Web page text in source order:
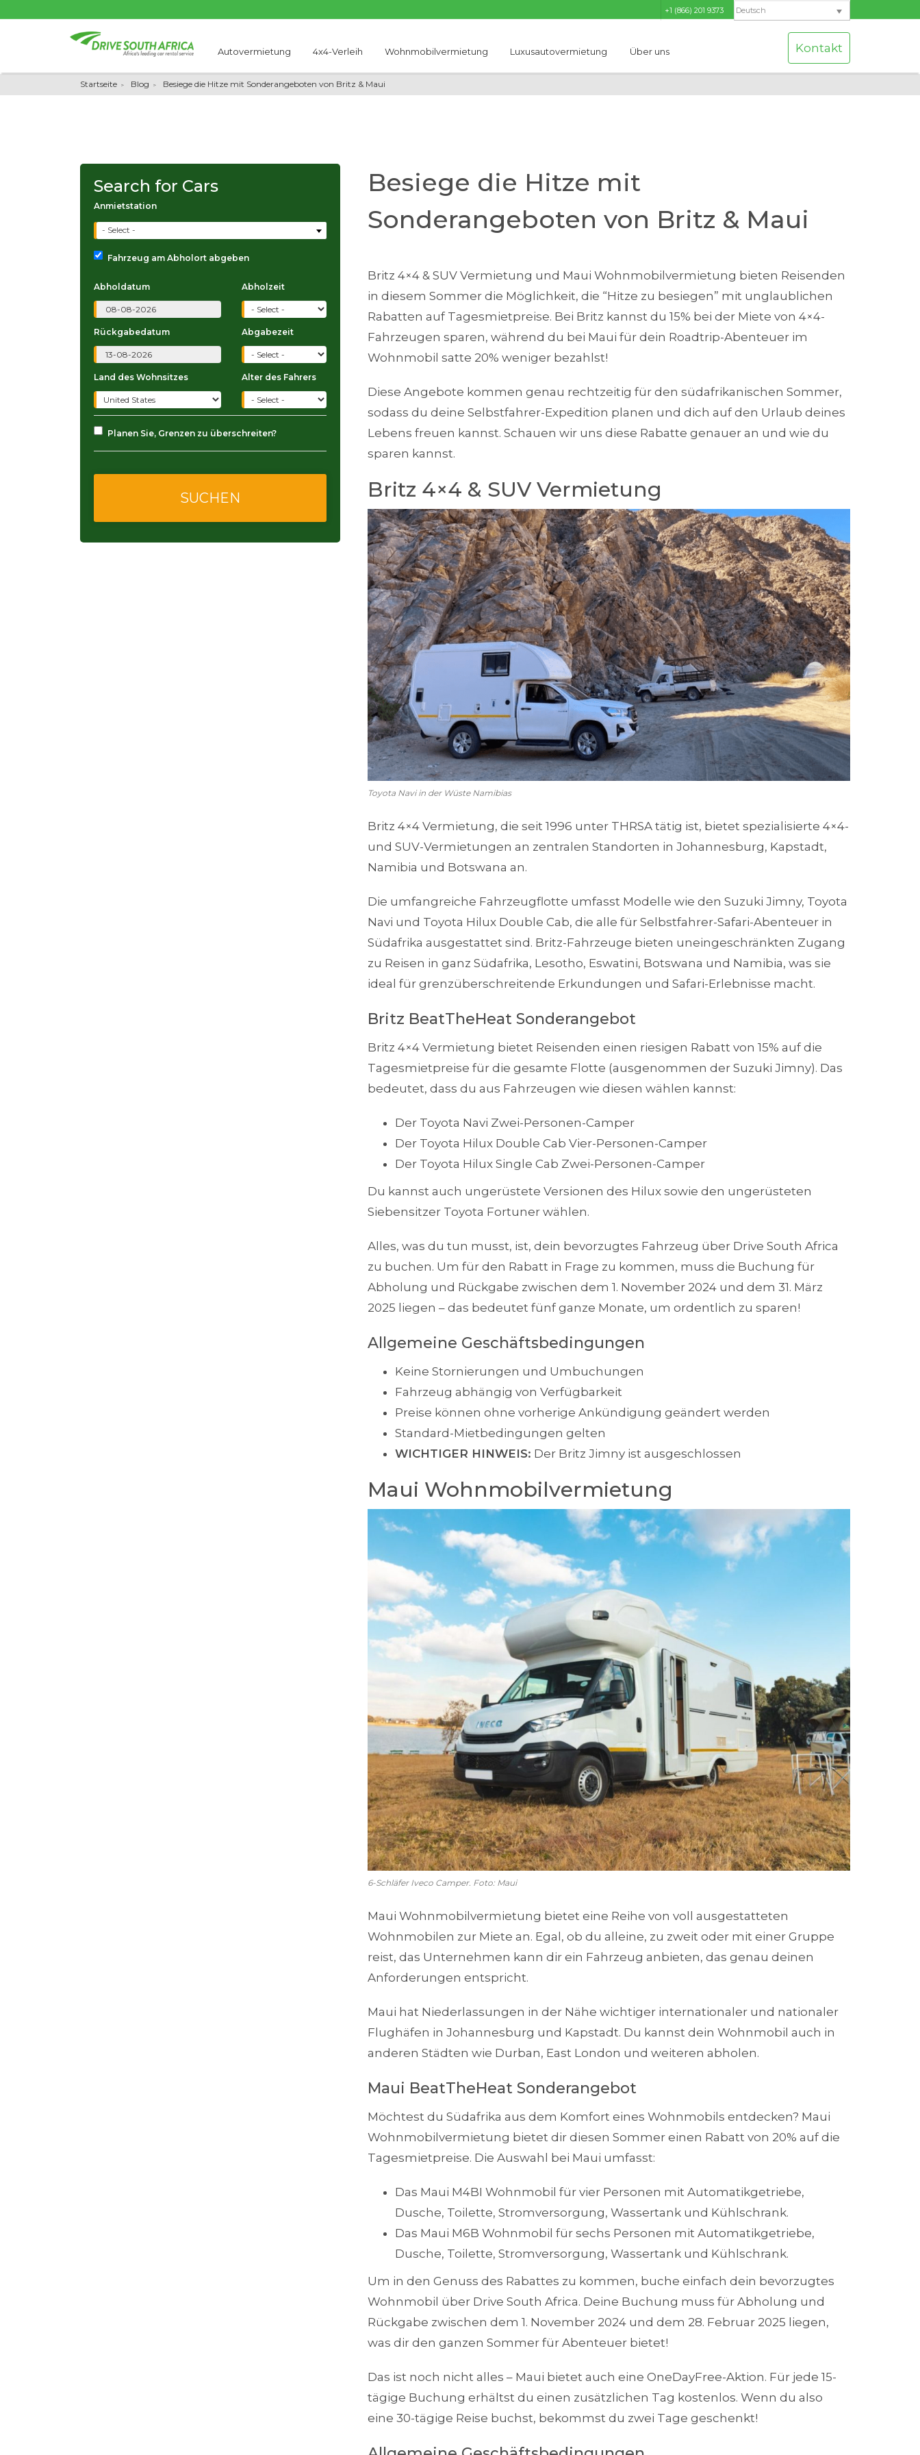
+1 (866) 201 9373 Deutsch
Autovermietung 4x4-Verleih Wohnmobilvermietung Luxusautovermietung Über uns Kontakt
Startseite Blog Besiege die Hitze mit Sonderangeboten von Britz & Maui
Search for Cars
Anmietstation
- Select -
Fahrzeug am Abholort abgeben
Abholdatum Abholzeit
Rückgabedatum Abgabezeit
Land des Wohnsitzes Alter des Fahrers
Planen Sie, Grenzen zu überschreiten?
Besiege die Hitze mit
Sonderangeboten von Britz & Maui
Britz 4×4 & SUV Vermietung und Maui Wohnmobilvermietung bieten Reisenden
in diesem Sommer die Möglichkeit, die “Hitze zu besiegen” mit unglaublichen
Rabatten auf Tagesmietpreise. Bei Britz kannst du 15% bei der Miete von 4×4-
Fahrzeugen sparen, während du bei Maui für dein Roadtrip-Abenteuer im
Wohnmobil satte 20% weniger bezahlst!
Diese Angebote kommen genau rechtzeitig für den südafrikanischen Sommer,
sodass du deine Selbstfahrer-Expedition planen und dich auf den Urlaub deines
Lebens freuen kannst. Schauen wir uns diese Rabatte genauer an und wie du
sparen kannst.
Britz 4×4 & SUV Vermietung
Toyota Navi in der Wüste Namibias
Britz 4×4 Vermietung, die seit 1996 unter THRSA tätig ist, bietet spezialisierte 4×4-
und SUV-Vermietungen an zentralen Standorten in Johannesburg, Kapstadt,
Namibia und Botswana an.
Die umfangreiche Fahrzeugflotte umfasst Modelle wie den Suzuki Jimny, Toyota
Navi und Toyota Hilux Double Cab, die alle für Selbstfahrer-Safari-Abenteuer in
Südafrika ausgestattet sind. Britz-Fahrzeuge bieten uneingeschränkten Zugang
zu Reisen in ganz Südafrika, Lesotho, Eswatini, Botswana und Namibia, was sie
ideal für grenzüberschreitende Erkundungen und Safari-Erlebnisse macht.
Britz BeatTheHeat Sonderangebot
Britz 4×4 Vermietung bietet Reisenden einen riesigen Rabatt von 15% auf die
Tagesmietpreise für die gesamte Flotte (ausgenommen der Suzuki Jimny). Das
bedeutet, dass du aus Fahrzeugen wie diesen wählen kannst:
Der Toyota Navi Zwei-Personen-Camper
Der Toyota Hilux Double Cab Vier-Personen-Camper
Der Toyota Hilux Single Cab Zwei-Personen-Camper
Du kannst auch ungerüstete Versionen des Hilux sowie den ungerüsteten
Siebensitzer Toyota Fortuner wählen.
Alles, was du tun musst, ist, dein bevorzugtes Fahrzeug über Drive South Africa
zu buchen. Um für den Rabatt in Frage zu kommen, muss die Buchung für
Abholung und Rückgabe zwischen dem 1. November 2024 und dem 31. März
2025 liegen – das bedeutet fünf ganze Monate, um ordentlich zu sparen!
Allgemeine Geschäftsbedingungen
Keine Stornierungen und Umbuchungen
Fahrzeug abhängig von Verfügbarkeit
Preise können ohne vorherige Ankündigung geändert werden
Standard-Mietbedingungen gelten
WICHTIGER HINWEIS: Der Britz Jimny ist ausgeschlossen
Maui Wohnmobilvermietung
6-Schläfer Iveco Camper. Foto: Maui
Maui Wohnmobilvermietung bietet eine Reihe von voll ausgestatteten
Wohnmobilen zur Miete an. Egal, ob du alleine, zu zweit oder mit einer Gruppe
reist, das Unternehmen kann dir ein Fahrzeug anbieten, das genau deinen
Anforderungen entspricht.
Maui hat Niederlassungen in der Nähe wichtiger internationaler und nationaler
Flughäfen in Johannesburg und Kapstadt. Du kannst dein Wohnmobil auch in
anderen Städten wie Durban, East London und weiteren abholen.
Maui BeatTheHeat Sonderangebot
Möchtest du Südafrika aus dem Komfort eines Wohnmobils entdecken? Maui
Wohnmobilvermietung bietet dir diesen Sommer einen Rabatt von 20% auf die
Tagesmietpreise. Die Auswahl bei Maui umfasst:
Das Maui M4BI Wohnmobil für vier Personen mit Automatikgetriebe,
Dusche, Toilette, Stromversorgung, Wassertank und Kühlschrank.
Das Maui M6B Wohnmobil für sechs Personen mit Automatikgetriebe,
Dusche, Toilette, Stromversorgung, Wassertank und Kühlschrank.
Um in den Genuss des Rabattes zu kommen, buche einfach dein bevorzugtes
Wohnmobil über Drive South Africa. Deine Buchung muss für Abholung und
Rückgabe zwischen dem 1. November 2024 und dem 28. Februar 2025 liegen,
was dir den ganzen Sommer für Abenteuer bietet!
Das ist noch nicht alles – Maui bietet auch eine OneDayFree-Aktion. Für jede 15-
tägige Buchung erhältst du einen zusätzlichen Tag kostenlos. Wenn du also
eine 30-tägige Reise buchst, bekommst du zwei Tage geschenkt!